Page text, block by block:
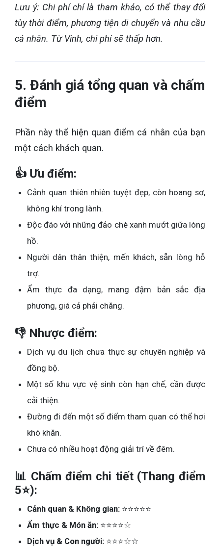
Lưu ý: Chi phí chỉ là tham khảo, có thể thay đổi
tùy thời điểm, phương tiện di chuyển và nhu cầu
cá nhân. Từ Vinh, chi phí sẽ thấp hơn.
5. Đánh giá tổng quan và chấm
điểm
Phần này thể hiện quan điểm cá nhân của bạn
một cách khách quan.
👍 Ưu điểm:
Cảnh quan thiên nhiên tuyệt đẹp, còn hoang sơ,
không khí trong lành.
Độc đáo với những đảo chè xanh mướt giữa lòng
hồ.
Người dân thân thiện, mến khách, sẵn lòng hỗ
trợ.
Ẩm thực đa dạng, mang đậm bản sắc địa
phương, giá cả phải chăng.
👎 Nhược điểm:
Dịch vụ du lịch chưa thực sự chuyên nghiệp và
đồng bộ.
Một số khu vực vệ sinh còn hạn chế, cần được
cải thiện.
Đường đi đến một số điểm tham quan có thể hơi
khó khăn.
Chưa có nhiều hoạt động giải trí về đêm.
📊 Chấm điểm chi tiết (Thang điểm
5⭐):
Cảnh quan & Không gian: ⭐⭐⭐⭐⭐
Ẩm thực & Món ăn: ⭐⭐⭐⭐☆
Dịch vụ & Con người: ⭐⭐⭐☆☆